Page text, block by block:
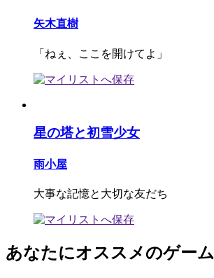
矢木直樹
「ねぇ、ここを開けてよ」
星の塔と初雪少女
雨小屋
大事な記憶と大切な友だち
あなたにオススメのゲーム